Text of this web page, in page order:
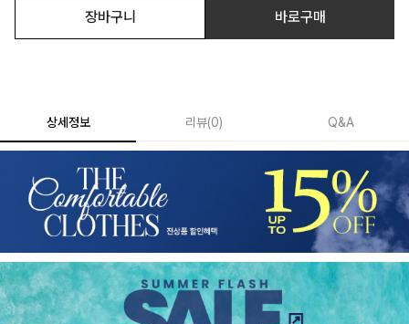
장바구니 바로구매
상세정보 리뷰(0) Q&A